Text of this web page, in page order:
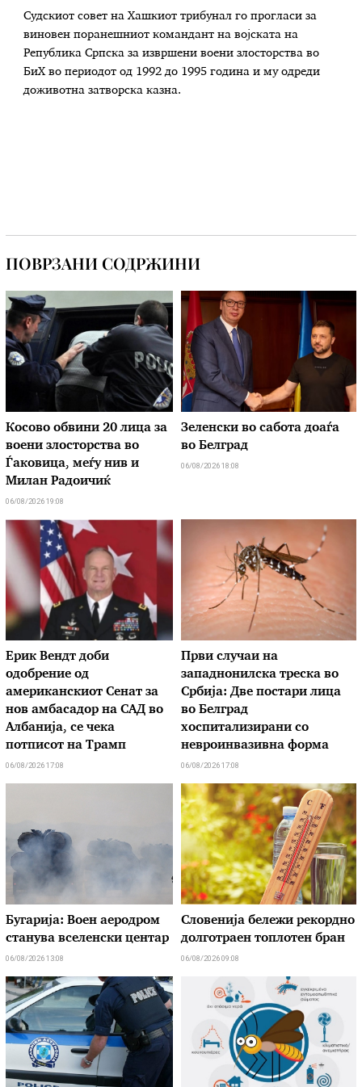
Судскиот совет на Хашкиот трибунал го прогласи за
виновен поранешниот командант на војската на
Република Српска за извршени воени злосторства во
БиХ во периодот од 1992 до 1995 година и му одреди
доживотна затворска казна.
ПОВРЗАНИ СОДРЖИНИ
Косово обвини 20 лица за
воени злосторства во
Ѓаковица, меѓу нив и
Милан Радоичиќ
06/08/2026 19:08
Зеленски во сабота доаѓа
во Белград
06/08/2026 18:08
Ерик Вендт доби
одобрение од
американскиот Сенат за
нов амбасадор на САД во
Албанија, се чека
потписот на Трамп
06/08/2026 17:08
Први случаи на
западнонилска треска во
Србија: Две постари лица
во Белград
хоспитализирани со
невроинвазивна форма
06/08/2026 17:08
Бугарија: Воен аеродром
станува вселенски центар
06/08/2026 13:08
Словенија бележи рекордно
долготраен топлотен бран
06/08/2026 09:08